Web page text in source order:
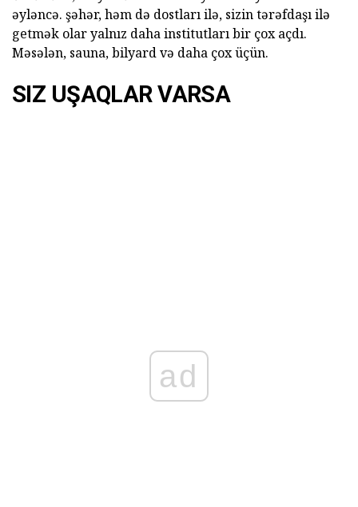
əyləncə. şəhər, həm də dostları ilə, sizin tərəfdaşı ilə
getmək olar yalnız daha institutları bir çox açdı.
Məsələn, sauna, bilyard və daha çox üçün.
SIZ UŞAQLAR VARSA
ad